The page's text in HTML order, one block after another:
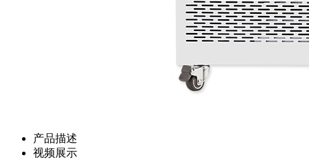
产品描述
视频展示